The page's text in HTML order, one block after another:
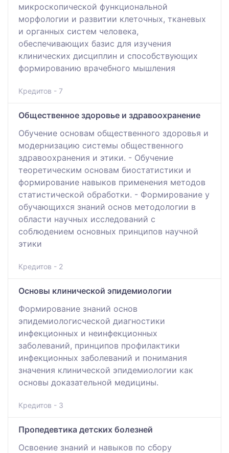
микроскопической функциональной
морфологии и развитии клеточных, тканевых
и органных систем человека,
обеспечивающих базис для изучения
клинических дисциплин и способствующих
формированию врачебного мышления
Кредитов - 7
Общественное здоровье и здравоохранение
Обучение основам общественного здоровья и
модернизацию системы общественного
здравоохранения и этики. - Обучение
теоретическим основам биостатистики и
формирование навыков применения методов
статистической обработки. - Формирование у
обучающихся знаний основ методологии в
области научных исследований с
соблюдением основных принципов научной
этики
Кредитов - 2
Основы клинической эпидемиологии
Формирование знаний основ
эпидемиологисческой диагностики
инфекционных и неинфекционных
заболеваний, принципов профилактики
инфекционных заболеваний и понимания
значения клинической эпидемиологии как
основы доказательной медицины.
Кредитов - 3
Пропедевтика детских болезней
Освоение знаний и навыков по сбору